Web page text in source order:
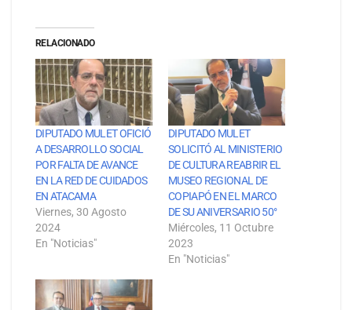
RELACIONADO
DIPUTADO MULET OFICIÓ
A DESARROLLO SOCIAL
POR FALTA DE AVANCE
EN LA RED DE CUIDADOS
EN ATACAMA
Viernes, 30 Agosto
2024
En "Noticias"
DIPUTADO MULET
SOLICITÓ AL MINISTERIO
DE CULTURA REABRIR EL
MUSEO REGIONAL DE
COPIAPÓ EN EL MARCO
DE SU ANIVERSARIO 50°
Miércoles, 11 Octubre
2023
En "Noticias"